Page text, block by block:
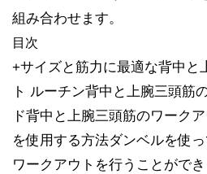
組み合わせます。
目次
+サイズと筋力に最適な背中と
ト ルーチン背中と上腕三頭筋
ド背中と上腕三頭筋のワーク
を使用する方法ダンベルを使
ワークアウトを行うことがで